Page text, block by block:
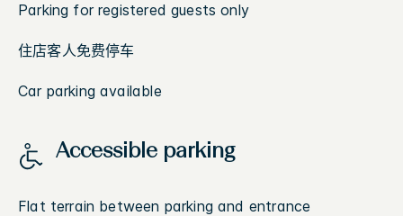
Parking for registered guests only
住店客人免费停车
Car parking available
Accessible parking
Flat terrain between parking and entrance